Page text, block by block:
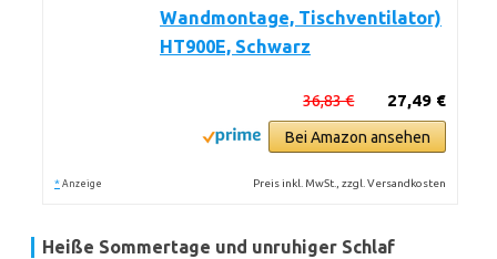
Wandmontage, Tischventilator)
HT900E, Schwarz
27,49 €
36,83 €
Bei Amazon ansehen
* Anzeige Preis inkl. MwSt., zzgl. Versandkosten
Heiße Sommertage und unruhiger Schlaf